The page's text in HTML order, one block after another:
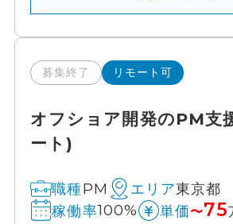
募集終了 リモート可
オフショア開発のPM支
ート)
職種PM エリア東京都
稼働率100% 単価〜75